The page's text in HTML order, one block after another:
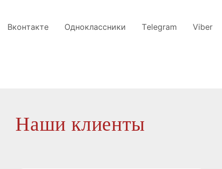
Вконтакте Одноклассники Telegram Viber
Наши клиенты